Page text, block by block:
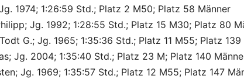
1974; 1:26:59 Std.; Platz 2 M50; Platz 58 Männer
Jg. 1992; 1:28:55 Std.; Platz 15 M30; Platz 80
G.; Jg. 1965; 1:35:36 Std.; Platz 11 M55; Platz 139
Jg. 2004; 1:35:40 Std.; Platz 23 M; Platz 140
Jg. 1969; 1:35:57 Std.; Platz 12 M55; Platz 147